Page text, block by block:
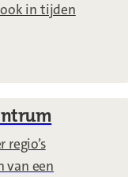
in tijden
regio’s
van een